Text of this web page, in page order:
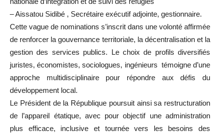
– Aissatou Sidibé , Secrétaire exécutif adjointe, gestionnaire.
Cette vague de nominations s’inscrit dans une volonté affirmée
de renforcer la gouvernance territoriale, la décentralisation et la
gestion des services publics. Le choix de profils diversifiés
juristes, économistes, sociologues, ingénieurs témoigne d’une
approche multidisciplinaire pour répondre aux défis du
développement local.
Le Président de la République poursuit ainsi sa restructuration
de l’appareil étatique, avec pour objectif une administration
plus efficace, inclusive et tournée vers les besoins des